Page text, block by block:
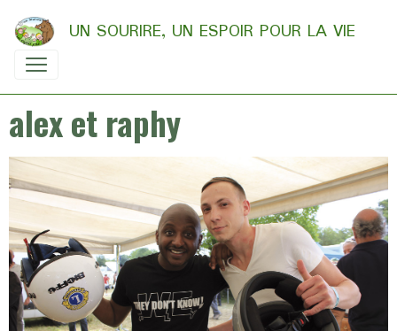
UN SOURIRE, UN ESPOIR POUR LA VIE
alex et raphy